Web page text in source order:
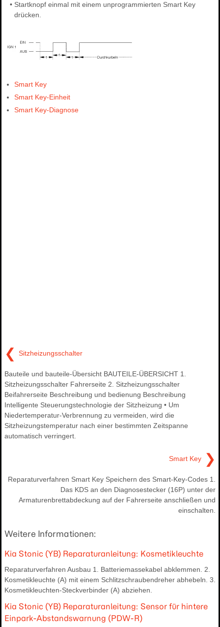
• Startknopf einmal mit einem unprogrammierten Smart Key
drücken.
Smart Key
Smart Key-Einheit
Smart Key-Diagnose
❮ Sitzheizungsschalter
Bauteile und bauteile-Übersicht BAUTEILE-ÜBERSICHT 1.
Sitzheizungsschalter Fahrerseite 2. Sitzheizungsschalter
Beifahrerseite Beschreibung und bedienung Beschreibung
Intelligente Steuerungstechnologie der Sitzheizung • Um
Niedertemperatur-Verbrennung zu vermeiden, wird die
Sitzheizungstemperatur nach einer bestimmten Zeitspanne
automatisch verringert.
Smart Key ❯
Reparaturverfahren Smart Key Speichern des Smart-Key-Codes 1.
Das KDS an den Diagnosestecker (16P) unter der
Armaturenbrettabdeckung auf der Fahrerseite anschließen und
einschalten.
Weitere Informationen:
Kia Stonic (YB) Reparaturanleitung: Kosmetikleuchte
Reparaturverfahren Ausbau 1. Batteriemassekabel abklemmen. 2.
Kosmetikleuchte (A) mit einem Schlitzschraubendreher abhebeln. 3.
Kosmetikleuchten-Steckverbinder (A) abziehen.
Kia Stonic (YB) Reparaturanleitung: Sensor für hintere
Einpark-Abstandswarnung (PDW-R)